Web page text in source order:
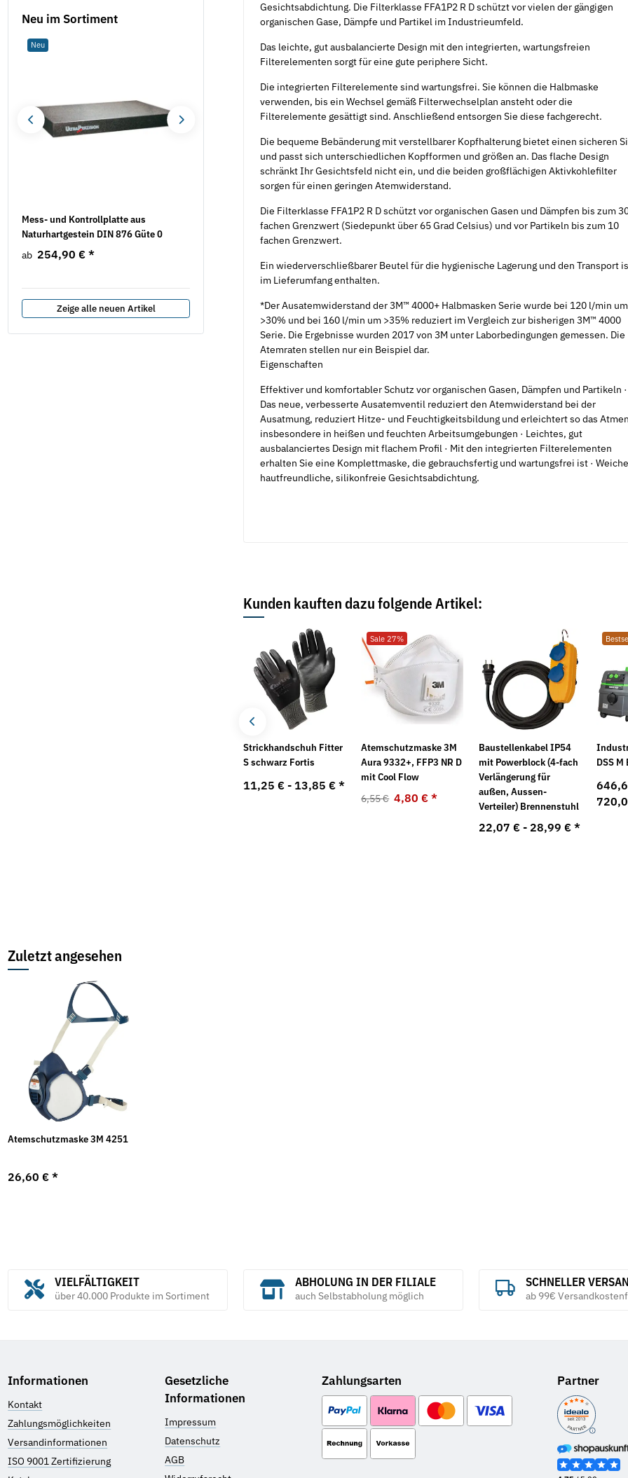
Gesichtsabdichtung. Die Filterklasse FFA1P2 R D schützt vor vielen der gängigen
organischen Gase, Dämpfe und Partikel im Industrieumfeld.
Das leichte, gut ausbalancierte Design mit den integrierten, wartungsfreien
Filterelementen sorgt für eine gute periphere Sicht.
Die integrierten Filterelemente sind wartungsfrei. Sie können die Halbmaske
verwenden, bis ein Wechsel gemäß Filterwechselplan ansteht oder die
Filterelemente gesättigt sind. Anschließend entsorgen Sie diese fachgerecht.
Die bequeme Bebänderung mit verstellbarer Kopfhalterung bietet einen sicheren
und passt sich unterschiedlichen Kopfformen und größen an. Das flache Design
schränkt Ihr Gesichtsfeld nicht ein, und die beiden großflächigen Aktivkohlefilter
sorgen für einen geringen Atemwiderstand.
Die Filterklasse FFA1P2 R D schützt vor organischen Gasen und Dämpfen bis zum
fachen Grenzwert (Siedepunkt über 65 Grad Celsius) und vor Partikeln bis zum 10
fachen Grenzwert.
Ein wiederverschließbarer Beutel für die hygienische Lagerung und den Transport
im Lieferumfang enthalten.
*Der Ausatemwiderstand der 3M™ 4000+ Halbmasken Serie wurde bei 120 l/min um
>30% und bei 160 l/min um >35% reduziert im Vergleich zur bisherigen 3M™ 4000
Serie. Die Ergebnisse wurden 2017 von 3M unter Laborbedingungen gemessen. Die
Atemraten stellen nur ein Beispiel dar.
Eigenschaften
Effektiver und komfortabler Schutz vor organischen Gasen, Dämpfen und Partikeln ·
Das neue, verbesserte Ausatemventil reduziert den Atemwiderstand bei der
Ausatmung, reduziert Hitze- und Feuchtigkeitsbildung und erleichtert so das Atmen
insbesondere in heißen und feuchten Arbeitsumgebungen · Leichtes, gut
ausbalanciertes Design mit flachem Profil · Mit den integrierten Filterelementen
erhalten Sie eine Komplettmaske, die gebrauchsfertig und wartungsfrei ist ·
hautfreundliche, silikonfreie Gesichtsabdichtung.
Kunden kauften dazu folgende Artikel:
Strickhandschuh Fitter
S schwarz Fortis
11,25 € - 13,85 €*
Sale 27%
Atemschutzmaske 3M
Aura 9332+, FFP3 NR D
mit Cool Flow
6,55 € 4,80 € *
Baustellenkabel IP54
mit Powerblock (4-fach
Verlängerung für
außen, Aussen-
Verteiler) Brennenstuhl
22,07 € - 28,99 €*
DSS M
Neu im Sortiment
Neu
Mess- und Kontrollplatte aus
Naturhartgestein DIN 876 Güte 0
ab 254,90 € *
Taschenbandmaß Trimatic gelb
15,29 €*
Sale 16%
Mauerschlitzfräse EMF 150.1
687,82 € 577,75 €*
Neu
Zeige alle neuen Artikel
Zuletzt angesehen
Atemschutzmaske 3M 4251
26,60 €*
VIELFÄLTIGKEIT
über 40.000 Produkte im Sortiment
ABHOLUNG IN DER FILIALE
auch Selbstabholung möglich
SCHNELLER
ab 99€
Informationen
Kontakt
Zahlungsmöglichkeiten
Versandinformationen
ISO 9001 Zertifizierung
Gesetzliche
Informationen
Impressum
Datenschutz
AGB
Zahlungsarten Partner